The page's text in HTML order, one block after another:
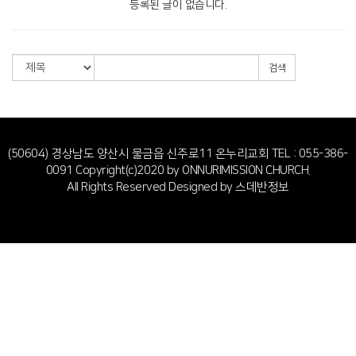
등록된 글이 없습니다.
검색
(50604) 경상남도 양산시 물금읍 신주로11 온누리교회 TEL : 055-386-
0091 Copyright(c)2020 by ONNURIMISSION CHURCH.
All Rights Reserved Designed by스데반정보